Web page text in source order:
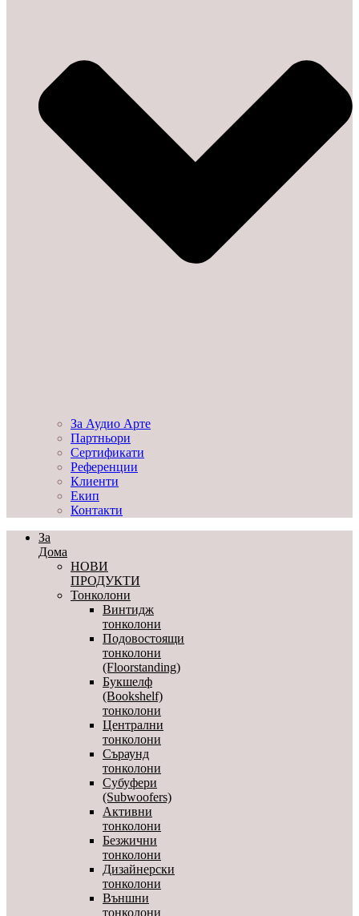
За Аудио Арте
Партньори
Сертификати
Референции
Клиенти
Екип
Контакти
За
Дома
НОВИ
ПРОДУКТИ
Тонколони
Винтидж
тонколони
Подовостоящи
тонколони
(Floorstanding)
Букшелф
(Bookshelf)
тонколони
Централни
тонколони
Съраунд
тонколони
Субуфери
(Subwoofers)
Активни
тонколони
Безжични
тонколони
Дизайнерски
тонколони
Външни
тонколони